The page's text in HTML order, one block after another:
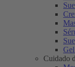
Cuidado